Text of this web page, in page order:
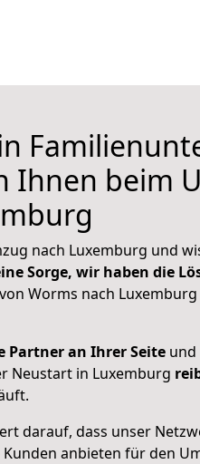
Ihnen beim
nach Luxemburg und
Sorge, wir haben die
Worms nach
Partner an Ihrer Seite und
Neustart in Luxemburg
darauf, dass unser
anbieten für den